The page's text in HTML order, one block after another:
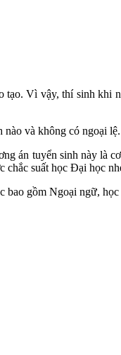
Vì vậy, thí sinh khi
và không có ngoại lệ.
án tuyển sinh này là
chắc suất học Đại học
bao gồm Ngoại ngữ,